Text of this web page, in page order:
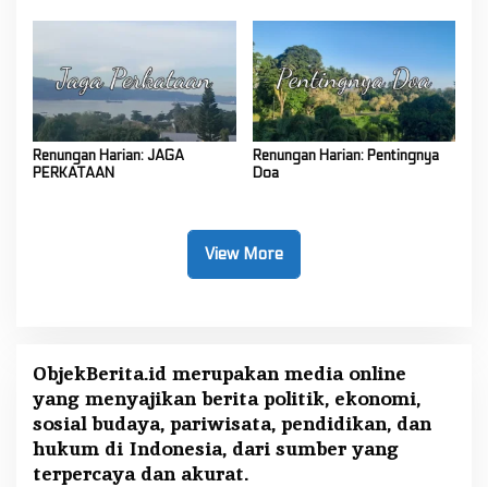
Renungan Harian: JAGA
PERKATAAN
Renungan Harian: Pentingnya
Doa
View More
ObjekBerita.id merupakan media online
yang menyajikan berita politik, ekonomi,
sosial budaya, pariwisata, pendidikan, dan
hukum di Indonesia, dari sumber yang
terpercaya dan akurat.